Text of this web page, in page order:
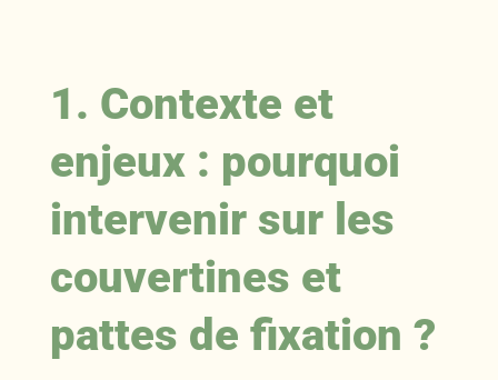
1. Contexte et
enjeux : pourquoi
intervenir sur les
couvertines et
pattes de fixation ?